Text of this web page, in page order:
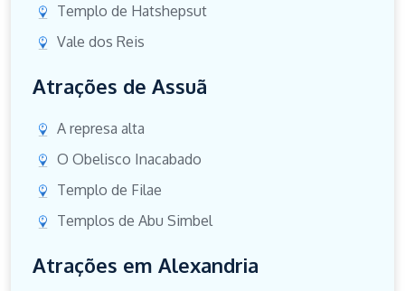
Templo de Hatshepsut
Vale dos Reis
Atrações de Assuã
A represa alta
O Obelisco Inacabado
Templo de Filae
Templos de Abu Simbel
Atrações em Alexandria